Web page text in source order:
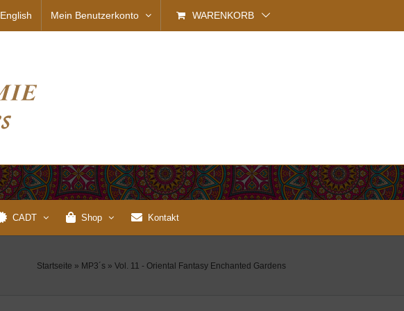
English Mein Benutzerkonto WARENKORB
CADT Shop Kontakt
Startseite » MP3´s » Vol. 11 - Oriental Fantasy Enchanted Gardens